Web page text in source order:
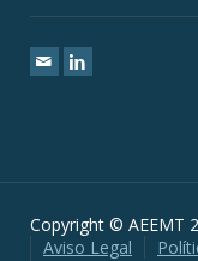
Copyright © AEEMT
Aviso Legal